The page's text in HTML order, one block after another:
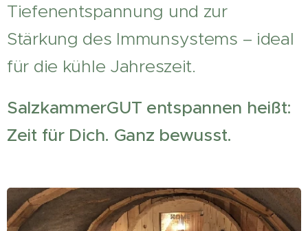
Tiefenentspannung und zur
Stärkung des Immunsystems – ideal
für die kühle Jahreszeit.
SalzkammerGUT entspannen heißt:
Zeit für Dich. Ganz bewusst.